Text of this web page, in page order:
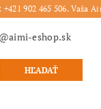
902 465 506. Vaša
eshop.sk